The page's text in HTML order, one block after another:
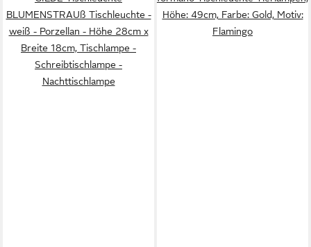
BLUMENSTRAUß Tischleuchte -
weiß - Porzellan - Höhe 28cm x
Breite 18cm, Tischlampe -
Schreibtischlampe -
Nachttischlampe
Höhe: 49cm, Farbe: Gold, Motiv:
Flamingo